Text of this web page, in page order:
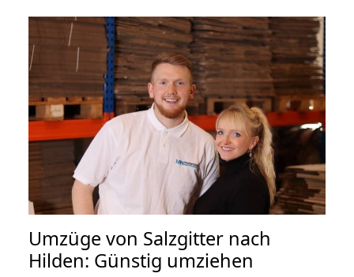
Umzüge von Salzgitter nach
Hilden: Günstig umziehen